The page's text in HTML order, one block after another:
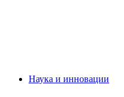
Наука и инновации